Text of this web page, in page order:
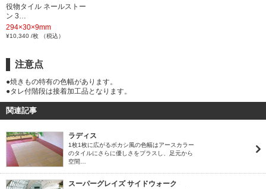
役物タイル ネールストー
ン 3…
294×30×9mm
¥10,340 /枚 （税込）
注意点
●焼きもの特有の色幅があります。
●タレ付階段は接着加工品となります。
関連記事
ラディス
1枚1枚に広がるボカシ風の色幅はアースカラー
のタイルにさらに優しさをプラスし、足元から
空間…
スーパーグレイズ サイドウォーク